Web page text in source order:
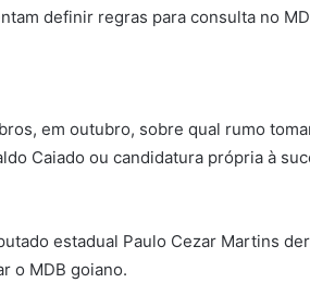
definir regras para consulta no
em outubro, sobre qual rumo
Caiado ou candidatura própria à
estadual Paulo Cezar Martins
o MDB goiano.